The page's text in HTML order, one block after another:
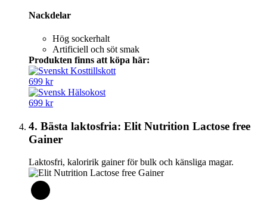
Nackdelar
Hög sockerhalt
Artificiell och söt smak
Produkten finns att köpa här:
699 kr
699 kr
4. Bästa laktosfria: Elit Nutrition Lactose free
Gainer
Laktosfri, kaloririk gainer för bulk och känsliga magar.